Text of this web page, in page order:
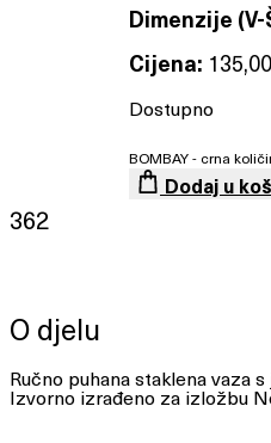
Dimenzije (V-
Cijena: 135,00
Dostupno
BOMBAY - crna
Dodaj u
362
O djelu
Ručno puhana staklena vaza
Izvorno izrađeno za izložbu